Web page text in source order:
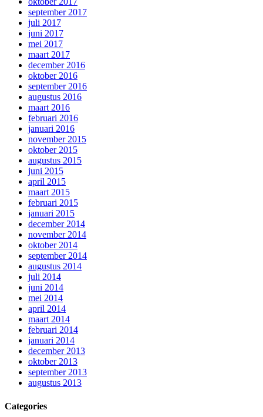
september 2017
juli 2017
juni 2017
mei 2017
maart 2017
december 2016
oktober 2016
september 2016
augustus 2016
maart 2016
februari 2016
januari 2016
november 2015
oktober 2015
augustus 2015
juni 2015
april 2015
maart 2015
februari 2015
januari 2015
december 2014
november 2014
oktober 2014
september 2014
augustus 2014
juli 2014
juni 2014
mei 2014
april 2014
maart 2014
februari 2014
januari 2014
december 2013
oktober 2013
september 2013
augustus 2013
Categories